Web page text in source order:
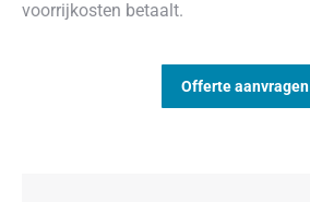
voorrijkosten betaalt.
Offerte aanvragen